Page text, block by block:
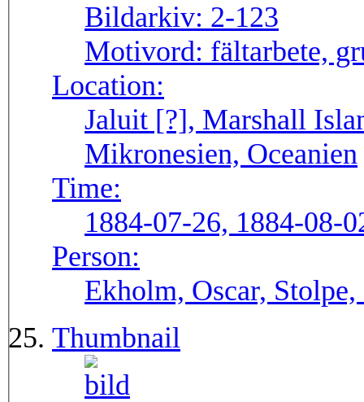
Bildarkiv: 2-123
Motivord: fältarbete,
Location:
Jaluit [?], Marshall
Mikronesien, Oceanien
Time:
1884-07-26, 1884-08-
Person:
Ekholm, Oscar,
Thumbnail